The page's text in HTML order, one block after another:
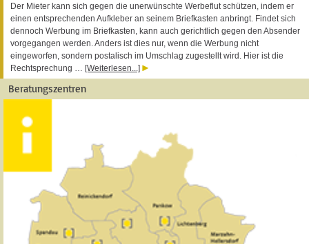
Der Mieter kann sich gegen die unerwünschte Werbeflut schützen, indem er
einen entsprechenden Aufkleber an seinem Briefkasten anbringt. Findet sich
dennoch Werbung im Briefkasten, kann auch gerichtlich gegen den Absender
vorgegangen werden. Anders ist dies nur, wenn die Werbung nicht
eingeworfen, sondern postalisch im Umschlag zugestellt wird. Hier ist die
Rechtsprechung … [Weiterlesen...]
Beratungszentren